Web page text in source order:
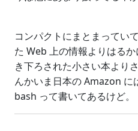
コンパクトにまとまってい
た Web 上の情報よりはる
き下ろされた小さい本より
んかいま日本の Amazon に
bash って書いてあるけど。